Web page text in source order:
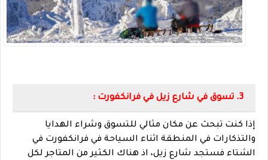
3. تسوق في شارع زيل في فرانكفورت :
إذا كنت تبحث عن مكان مثالي للتسوق وشراء الهدايا
والتذكارات في المنطقة اثناء السياحة في فرانكفورت في
الشتاء فستجد شارع زيل، اذ هناك الكثير من المتاجر لكل